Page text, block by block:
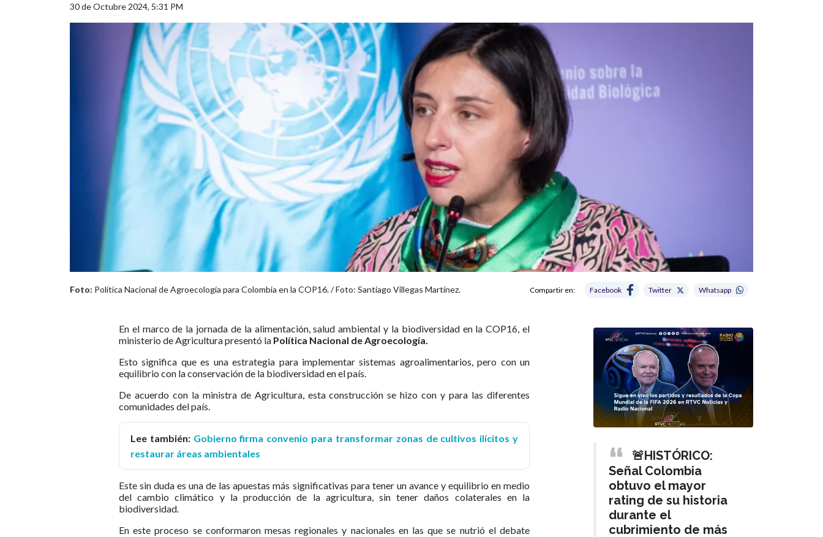
30 de Octubre 2024, 5:31 PM
Foto: Política Nacional de Agroecología para Colombia en la COP16. / Foto: Santiago Villegas Martínez. Compartir en: Facebook Twitter Whatsapp
En el marco de la jornada de la alimentación, salud ambiental y la biodiversidad en la COP16, el
ministerio de Agricultura presentó la Política Nacional de Agroecología.
Esto significa que es una estrategia para implementar sistemas agroalimentarios, pero con un
equilibrio con la conservación de la biodiversidad en el país.
De acuerdo con la ministra de Agricultura, esta construcción se hizo con y para las diferentes
comunidades del país.
Lee también: Gobierno firma convenio para transformar zonas de cultivos ilícitos y
restaurar áreas ambientales
Este sin duda es una de las apuestas más significativas para tener un avance y equilibrio en medio
del cambio climático y la producción de la agricultura, sin tener daños colaterales en la
biodiversidad.
En este proceso se conformaron mesas regionales y nacionales en las que se nutrió el debate
🚨HISTÓRICO:
Señal Colombia
obtuvo el mayor
rating de su historia
durante el
cubrimiento de más